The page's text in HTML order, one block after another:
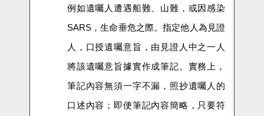
例如遺囑人遭遇船難、山難，或因感染
SARS ，生命垂危之際。指定他人為見證
人，口授遺囑意旨，由見證人中之一人
將該遺囑意旨據實作成筆記。實務上，
筆記內容無須一字不漏，照抄遺囑人的
口述內容；即便筆記內容簡略，只要符